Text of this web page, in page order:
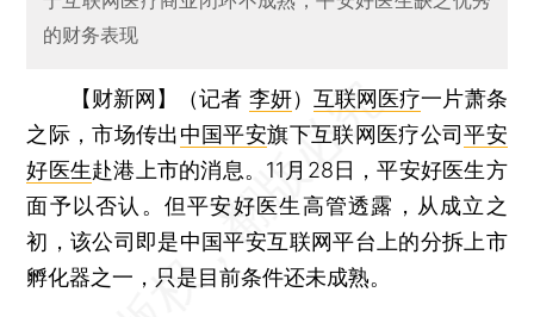
的财务表现
【财新网】（记者 李妍） 互联网医疗一片萧条
之际，市场传出中国平安旗下互联网医疗公司平安
好医生赴港上市的消息。11月28日，平安好医生方
面予以否认。但平安好医生高管透露，从成立之
初，该公司即是中国平安互联网平台上的分拆上市
孵化器之一，只是目前条件还未成熟。